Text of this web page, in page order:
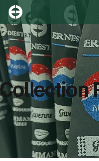
Collection